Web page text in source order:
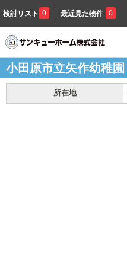
検討リスト 0 最近見た物件 0
小田原市立矢作幼稚園
所在地